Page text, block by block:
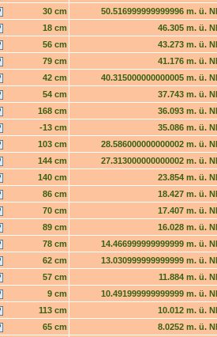
30 cm
50.516999999999996 m. ü.
18 cm
46.305 m. ü.
56 cm
43.273 m. ü.
79 cm
41.176 m. ü.
42 cm
40.315000000000005 m. ü.
54 cm
37.743 m. ü.
168 cm
36.093 m. ü.
-13 cm
35.086 m. ü.
103 cm
28.586000000000002 m. ü.
144 cm
27.313000000000002 m. ü.
140 cm
23.854 m. ü.
86 cm
18.427 m. ü.
70 cm
17.407 m. ü.
89 cm
16.028 m. ü.
78 cm
14.466999999999999 m. ü.
62 cm
13.030999999999999 m. ü.
57 cm
11.884 m. ü.
9 cm
10.491999999999999 m. ü.
113 cm
10.012 m. ü.
65 cm
8.0252 m. ü.